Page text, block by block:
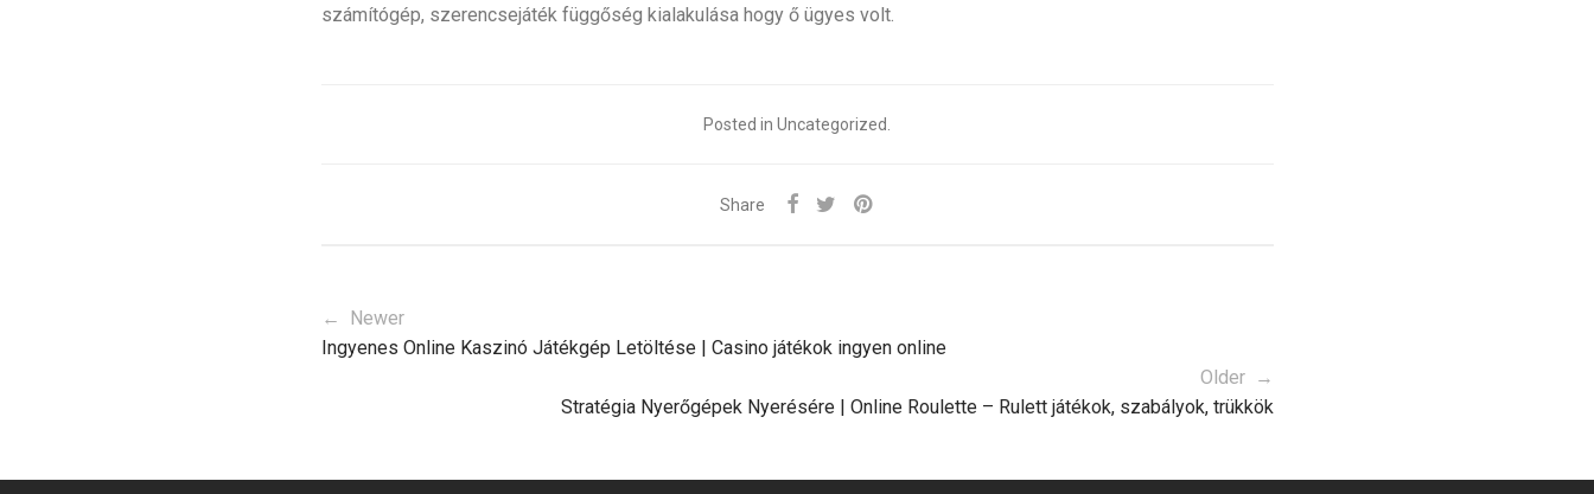
számítógép, szerencsejáték függőség kialakulása hogy ő ügyes volt.
Posted in Uncategorized.
Share
← Newer
Ingyenes Online Kaszinó Játékgép Letöltése | Casino játékok ingyen online
Older →
Stratégia Nyerőgépek Nyerésére | Online Roulette – Rulett játékok, szabályok, trükkök